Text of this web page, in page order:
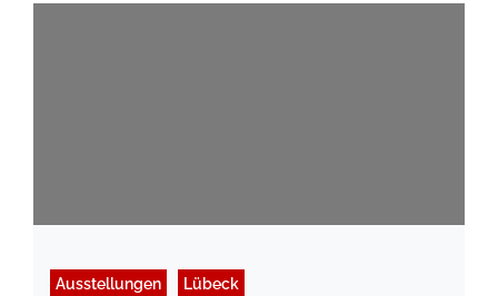
Ausstellungen Lübeck